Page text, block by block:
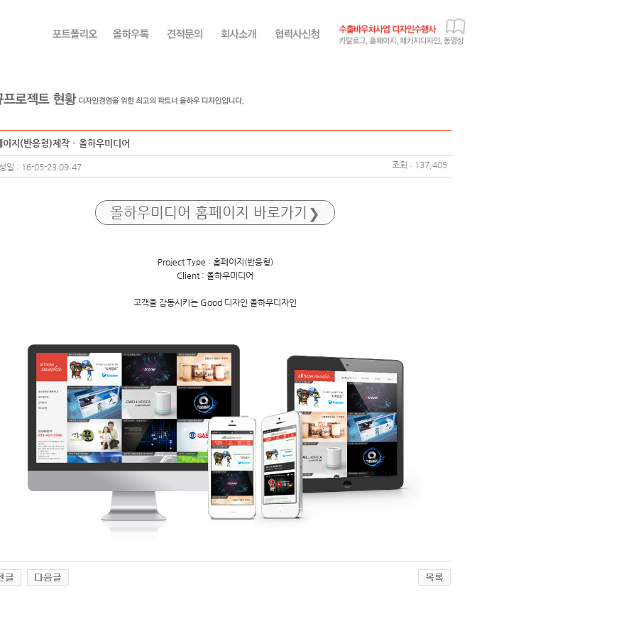
이지(반응형)제작 - 올하우미디어
일 : 16-05-23 09:47 조회 : 137,405
올하우미디어 홈페이지 바로가기
Project Type : 홈페이지(반응형)
Client : 올하우미디어
고객을 감동시키는 Good 디자인 올하우디자인